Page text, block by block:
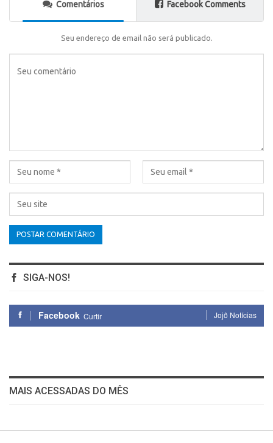
Comentários Facebook Comments
Seu endereço de email não será publicado.
SIGA-NOS!
Facebook Curtir Jojô Notícias
MAIS ACESSADAS DO MÊS